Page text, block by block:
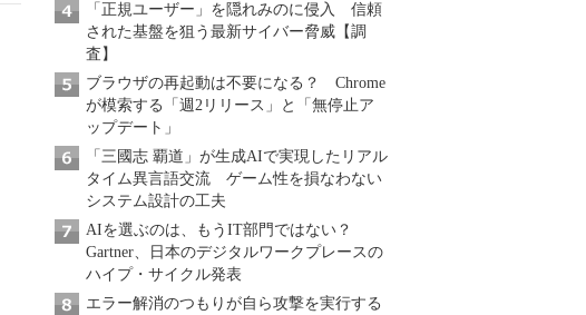
「正規ユーザー」を隠れみのに侵入 信頼
された基盤を狙う最新サイバー脅威【調
査】
ブラウザの再起動は不要になる？ Chrome
が模索する「週2リリース」と「無停止ア
ップデート」
「三國志 覇道」が生成AIで実現したリアル
タイム異言語交流 ゲーム性を損なわない
システム設計の工夫
AIを選ぶのは、もうIT部門ではない？
Gartner、日本のデジタルワークプレースの
ハイプ・サイクル発表
エラー解消のつもりが自ら攻撃を実行する